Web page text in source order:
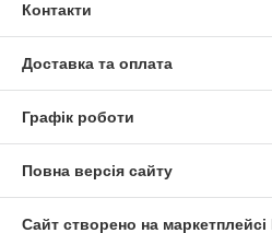
Контакти
Доставка та оплата
Графік роботи
Повна версія сайту
Сайт створено на маркетплейсі